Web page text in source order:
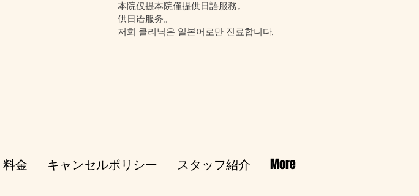
本院仅提本院僅提供日語服務。
供日语服务。
저희 클리닉은 일본어로만 진료합니다.
金 キャンセルポリシー スタッフ紹介 More